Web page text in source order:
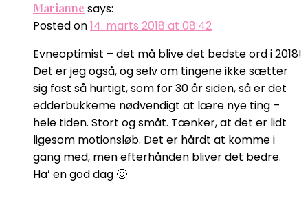
Marianne says:
Posted on14. marts 2018 at 08:42
Evneoptimist – det må blive det bedste ord i 2018!
Det er jeg også, og selv om tingene ikke sætter
sig fast så hurtigt, som for 30 år siden, så er det
edderbukkeme nødvendigt at lære nye ting –
hele tiden. Stort og småt. Tænker, at det er lidt
ligesom motionsløb. Det er hårdt at komme i
gang med, men efterhånden bliver det bedre.
Ha’ en god dag 🙂